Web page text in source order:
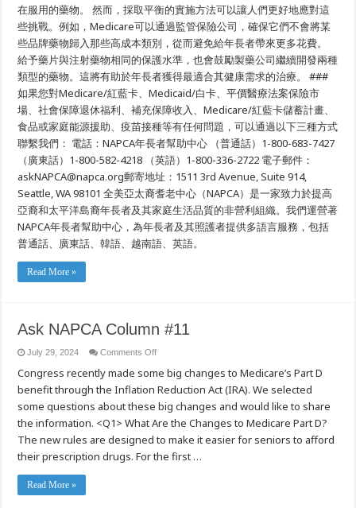
在服用的藥物。 然而，採取平衡的實施方法可以讓人們更好地應對這
些挑戰。例如，Medicare可以通過監管保險公司，確保它們不會將某
些品牌藥物歸入那些高成本類別，從而避免給年長者帶來更多花費。
給予藥片與注射藥物相同的保護水準，也會鼓勵製藥公司繼續開發兩種
類型的藥物。這將有助於年長者獲得最適合其健康需求的治療。 ###
如果您對Medicare/紅藍卡、Medicaid/白卡、平價醫療法案保險市
場、社會保障退休福利、補充保障收入、Medicare/紅藍卡儲蓄計畫、
食品或家庭能源援助、疫苗接種等有任何問題，可以通過以下三種方式
聯繫我們： 電話：NAPCA年長者幫助中心 （普通話）1-800-683-7427
（廣東話）1-800-582-4218 （英語）1-800-336-2722 電子郵件：
askNAPCA@napca.org郵寄地址：1511 3rd Avenue, Suite 914,
Seattle, WA 98101 全美亞太裔耆老中心（NAPCA）是一家致力於提高
亞裔和太平洋島裔年長者及其家庭生活品質的非營利組織。我們運營著
NAPCA年長者幫助中心，為年長者及其照護者提供多語言服務，包括
普通話、廣東話、韓語、越南語、英語。
Read More »
Ask NAPCA Column #11
July 29, 2024 Comments Offon
NAPCA
Column
#11
Congress recently made some big changes to Medicare’s Part D
benefit through the Inflation Reduction Act (IRA). We selected
some questions about these big changes and would like to share
the information. <Q1> What Are the Changes to Medicare Part D?
The new rules are designed to make it easier for seniors to afford
their prescription drugs. For the first …
Read More »